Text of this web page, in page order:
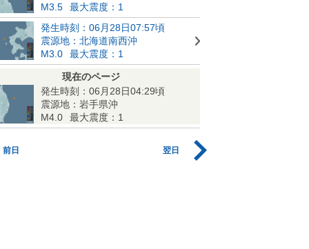
M3.5
最大震度：1
発生時刻：06月28日07:57頃
震源地：北海道南西沖
M3.0
最大震度：1
現在のページ
発生時刻：06月28日04:29頃
震源地：岩手県沖
M4.0
最大震度：1
前日 翌日